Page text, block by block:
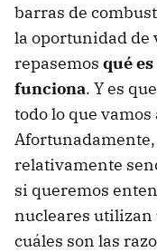
barras de
la oportunidad de
repasemos qué
funciona. Y es
todo lo que
relativamente
si queremos
nucleares
cuáles son las